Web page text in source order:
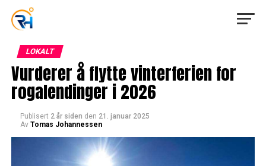
LOKALT
Vurderer å flytte vinterferien for
rogalendinger i 2026
Publisert 2 år siden den 21. januar 2025
Av Tomas Johannessen